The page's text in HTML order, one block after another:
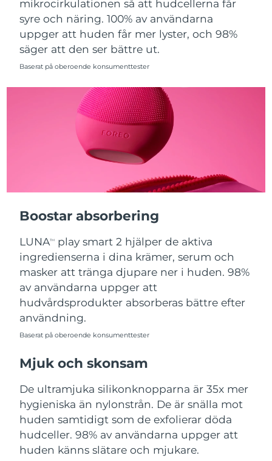
mikrocirkulationen så att hudcellerna får
syre och näring. 100% av användarna
uppger att huden får mer lyster, och 98%
säger att den ser bättre ut.
Baserat på oberoende konsumenttester
Boostar absorbering
LUNATM
play smart 2 hjälper de aktiva
ingredienserna i dina krämer, serum och
masker att tränga djupare ner i huden. 98%
av användarna uppger att
hudvårdsprodukter absorberas bättre efter
användning.
Baserat på oberoende konsumenttester
Mjuk och skonsam
De ultramjuka silikonknopparna är 35x mer
hygieniska än nylonstrån. De är snälla mot
huden samtidigt som de exfolierar döda
hudceller. 98% av användarna uppger att
huden känns slätare och mjukare.
Slovakien Förväntad leverans
Slovenien Förväntad leverans
Förväntad leverans
Förväntad leverans
Förväntad leverans
Thailand Förväntad leverans8/14/26
Turkiet Förväntad leverans
Förenade
Arabemiraten
Uzbekistan Förväntad leverans 8/15/26
Vietnam Förväntad leverans 8/16/26